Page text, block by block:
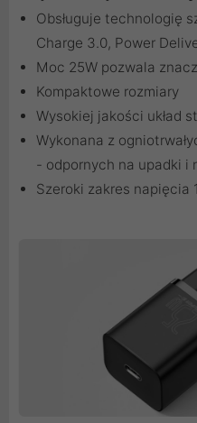
Obsługuje technologię
Charge 3.0, Power
Moc 25W pozwala
Kompaktowe rozmiary
Wysokiej jakości układ
Wykonana z
- odpornych na upadki i
Szeroki zakres napięcia